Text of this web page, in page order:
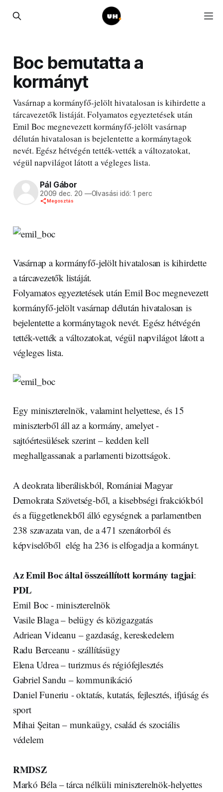
Boc bemutatta a
kormányt
Vasárnap a kormányfő-jelölt hivatalosan is kihirdette a
tárcavezetők listáját. Folyamatos egyeztetések után
Emil Boc megnevezett kormányfő-jelölt vasárnap
délután hivatalosan is bejelentette a kormánytagok
nevét. Egész hétvégén tették-vették a változatokat,
végül napvilágot látott a végleges lista.
Pál Gábor
2009 dec. 20 —Olvasási idő: 1 perc
Megosztás
Vasárnap a kormányfő-jelölt hivatalosan is kihirdette
a tárcavezetők listáját.
Folyamatos egyeztetések után Emil Boc megnevezett
kormányfő-jelölt vasárnap délután hivatalosan is
bejelentette a kormánytagok nevét. Egész hétvégén
tették-vették a változatokat, végül napvilágot látott a
végleges lista.
Egy miniszterelnök, valamint helyettese, és 15
miniszterből áll az a kormány, amelyet -
sajtóértesülések szerint – kedden kell
meghallgassanak a parlamenti bizottságok.
A deokrata liberáliskból, Romániai Magyar
Demokrata Szövetség-ből, a kisebbségi frakciókból
és a függetlenekből álló egységnek a parlamentben
238 szavazata van, de a 471 szenátorból és
képviselőből elég ha 236 is elfogadja a kormányt.
Az Emil Boc által összeállított kormány tagjai:
PDL
Emil Boc - miniszterelnök
Vasile Blaga – belügy és közigazgatás
Adriean Videanu – gazdaság, kereskedelem
Radu Berceanu - szállításügy
Elena Udrea – turizmus és régiófejlesztés
Gabriel Sandu – kommunikáció
Daniel Funeriu - oktatás, kutatás, fejlesztés, ifjúság és
sport
Mihai Şeitan – munkaügy, család és szociális
védelem
RMDSZ
Markó Béla – tárca nélküli miniszterelnök-helyettes